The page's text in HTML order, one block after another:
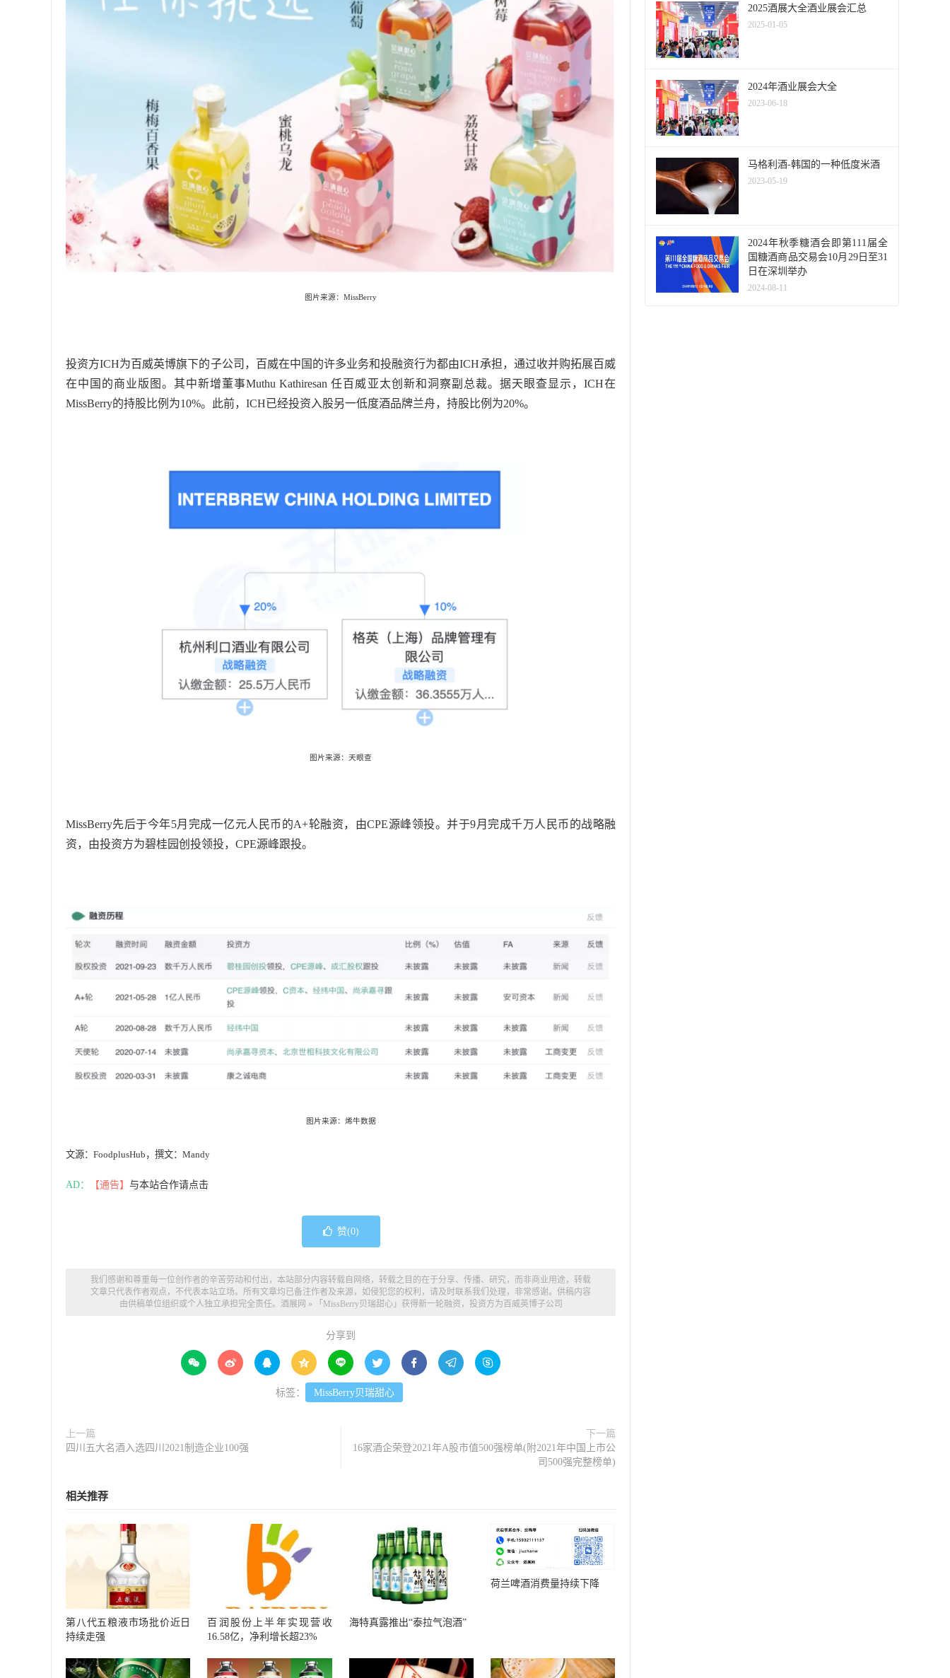
图片来源：MissBerry
投资方ICH为百威英博旗下的子公司，百威在中国的许多业务和投融资行为都由ICH承担，通过收并购拓展百威
在中国的商业版图。其中新增董事Muthu Kathiresan 任百威亚太创新和洞察副总裁。据天眼查显示，ICH在
MissBerry的持股比例为10%。此前，ICH已经投资入股另一低度酒品牌兰舟，持股比例为20%。
图片来源：天眼查
MissBerry先后于今年5月完成一亿元人民币的A+轮融资，由CPE源峰领投。并于9月完成千万人民币的战略融
资，由投资方为碧桂园创投领投，CPE源峰跟投。
图片来源：烯牛数据
文源：FoodplusHub，撰文：Mandy
AD： 【通告】 与本站合作请点击
赞(0)
我们感谢和尊重每一位创作者的辛苦劳动和付出，本站部分内容转载自网络，转载之目的在于分享、传播、研究，而非商业用途，转载
文章只代表作者观点，不代表本站立场。所有文章均已备注作者及来源，如侵犯您的权利，请及时联系我们处理，非常感谢。供稿内容
由供稿单位组织或个人独立承担完全责任。
酒展网 » 「MissBerry贝瑞甜心」获得新一轮融资，投资方为百威英博子公司
分享到
        
标签： MissBerry贝瑞甜心
上一篇
四川五大名酒入选四川2021制造企业100强
下一篇
16家酒企荣登2021年A股市值500强榜单(附2021年中国上市公
司500强完整榜单)
相关推荐
第八代五粮液市场批价近日
持续走强
百润股份上半年实现营收
16.58亿，净利增长超23%
海特真露推出“泰拉气泡酒”
荷兰啤酒消费量持续下降
2025酒展大全酒业展会汇总
2025-01-05
2024年酒业展会大全
2023-06-18
马格利酒-韩国的一种低度米酒
2023-05-19
2024年秋季糖酒会即第111届全
国糖酒商品交易会10月29日至31
日在深圳举办
2024-08-11